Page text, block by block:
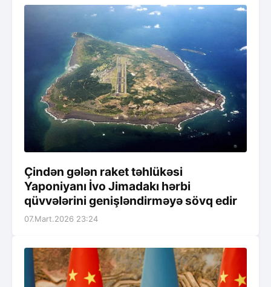
Çindən gələn raket təhlükəsi
Yaponiyanı İvo Jimadakı hərbi
qüvvələrini genişləndirməyə sövq edir
07.Mart.2026 23:24